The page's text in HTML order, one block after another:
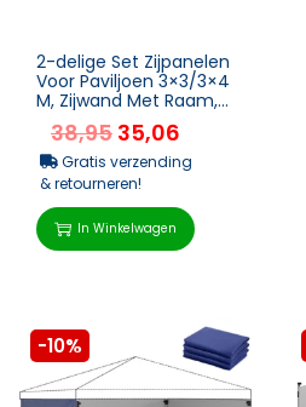
2-delige Set Zijpanelen
Voor Paviljoen 3×3/3×4
M, Zijwand Met Raam,
Waterdicht Groen
38,95 35,06
Gratis verzending
& retourneren!
In Winkelwagen
-10%